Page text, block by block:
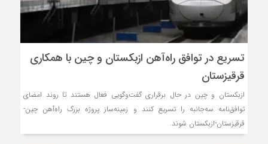
تسریع در توافق راه‌آهن ازبکستان و چین با همکاری
قرقیزستان
ازبکستان و چین در حال برقراری گفت‌وگویی فعال هستند تا روند امضای
توافق‌نامه سه‌جانبه را تسریع کنند و زمینه‌ساز پروژه بزرگ راه‌آهن چین-
قرقیزستان-ازبکستان شوند.